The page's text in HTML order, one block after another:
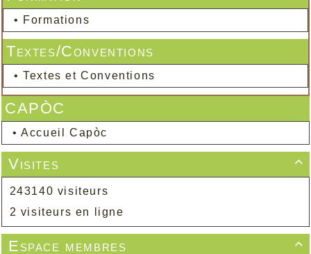
• Formations
Textes/Conventions
•Textes et Conventions
CAPÒC
•Accueil Capòc

Visites
243140 visiteurs
2 visiteurs en ligne

Espace membres